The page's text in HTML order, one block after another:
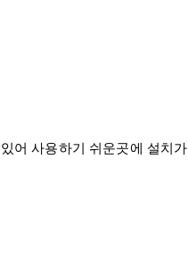
어 사용하기 쉬운곳에 설치가